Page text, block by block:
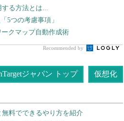
する方法とは...
5つの考慮事項」
クマップ自動作成術
Recommended by
ジャパン トップ 仮想化
料でできるやり方を紹介